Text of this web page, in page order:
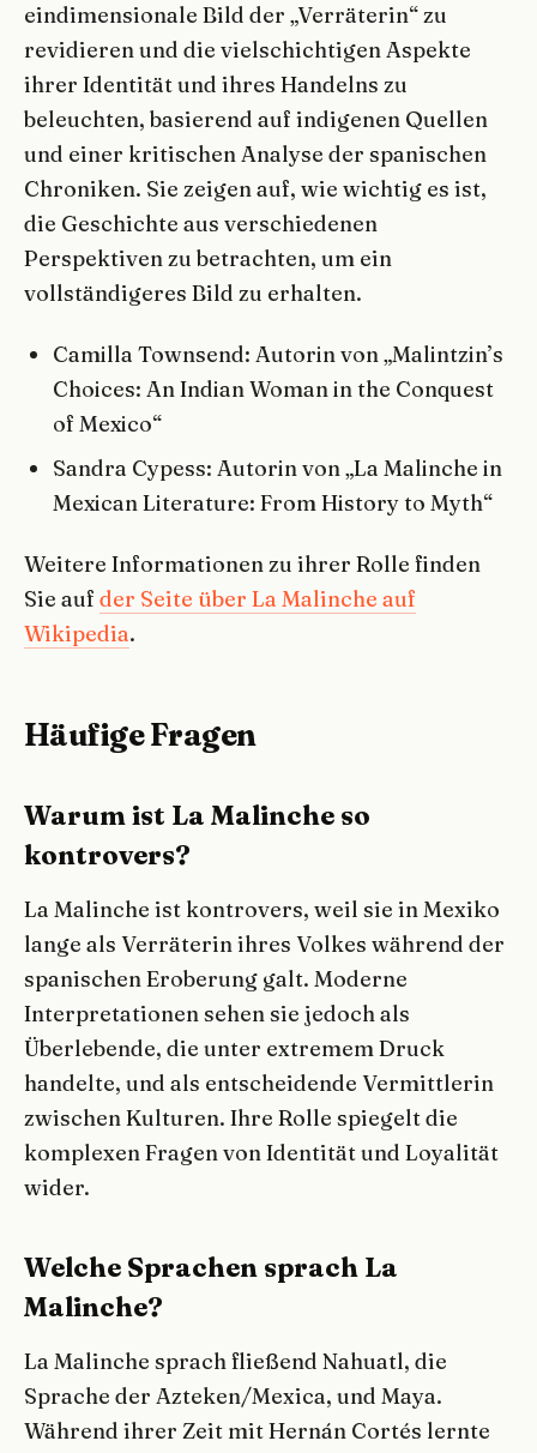
eindimensionale Bild der „Verräterin“ zu
revidieren und die vielschichtigen Aspekte
ihrer Identität und ihres Handelns zu
beleuchten, basierend auf indigenen Quellen
und einer kritischen Analyse der spanischen
Chroniken. Sie zeigen auf, wie wichtig es ist,
die Geschichte aus verschiedenen
Perspektiven zu betrachten, um ein
vollständigeres Bild zu erhalten.
Camilla Townsend: Autorin von „Malintzin’s
Choices: An Indian Woman in the Conquest
of Mexico“
Sandra Cypess: Autorin von „La Malinche in
Mexican Literature: From History to Myth“
Weitere Informationen zu ihrer Rolle finden
Sie auf der Seite über La Malinche auf
Wikipedia.
Häufige Fragen
Warum ist La Malinche so
kontrovers?
La Malinche ist kontrovers, weil sie in Mexiko
lange als Verräterin ihres Volkes während der
spanischen Eroberung galt. Moderne
Interpretationen sehen sie jedoch als
Überlebende, die unter extremem Druck
handelte, und als entscheidende Vermittlerin
zwischen Kulturen. Ihre Rolle spiegelt die
komplexen Fragen von Identität und Loyalität
wider.
Welche Sprachen sprach La
Malinche?
La Malinche sprach fließend Nahuatl, die
Sprache der Azteken/Mexica, und Maya.
Während ihrer Zeit mit Hernán Cortés lernte